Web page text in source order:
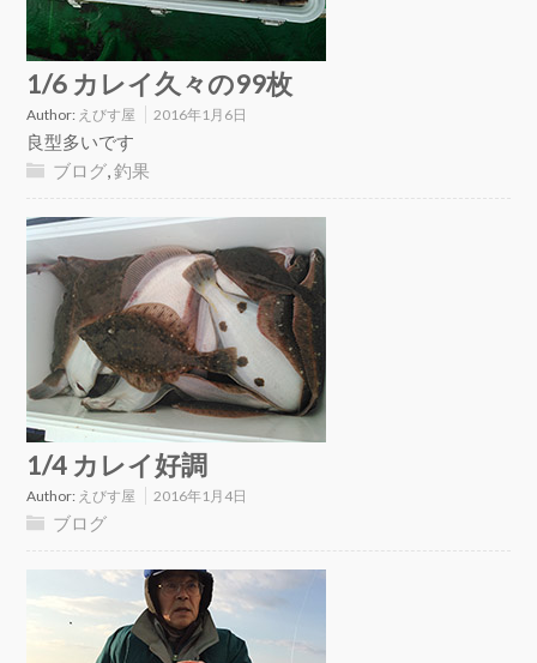
1/6 カレイ久々の99枚
Author: えびす屋 2016年1月6日
良型多いです
ブログ,釣果
1/4 カレイ好調
Author: えびす屋 2016年1月4日
ブログ